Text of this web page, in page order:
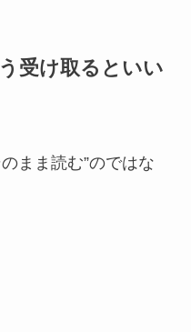
受け取るといい
まま読む”のではな